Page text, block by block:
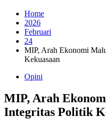
Home
2026
Februari
24
MIP, Arah Ekonomi
Kekuasaan
Opini
MIP, Arah
Integritas Politik